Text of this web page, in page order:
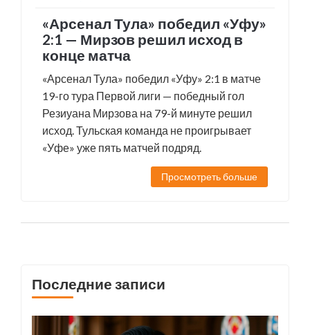
«Арсенал Тула» победил «Уфу»
2:1 — Мирзов решил исход в
конце матча
«Арсенал Тула» победил «Уфу» 2:1 в матче
19-го тура Первой лиги — победный гол
Резиуана Мирзова на 79-й минуте решил
исход. Тульская команда не проигрывает
«Уфе» уже пять матчей подряд.
Просмотреть больше
Последние записи